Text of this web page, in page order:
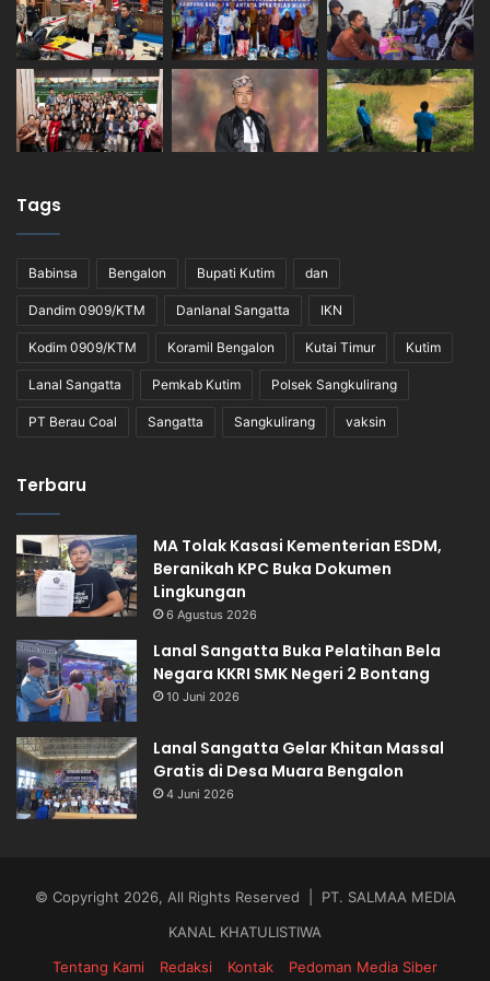
Tags
Babinsa Bengalon Bupati Kutim dan
Dandim 0909/KTM Danlanal Sangatta IKN
Kodim 0909/KTM Koramil Bengalon Kutai Timur Kutim
Lanal Sangatta Pemkab Kutim Polsek Sangkulirang
PT Berau Coal Sangatta Sangkulirang vaksin
Terbaru
MA Tolak Kasasi Kementerian ESDM,
Beranikah KPC Buka Dokumen
Lingkungan
6 Agustus 2026
Lanal Sangatta Buka Pelatihan Bela
Negara KKRI SMK Negeri 2 Bontang
10 Juni 2026
Lanal Sangatta Gelar Khitan Massal
Gratis di Desa Muara Bengalon
4 Juni 2026
© Copyright 2026, All Rights Reserved | PT. SALMAA MEDIA
KANAL KHATULISTIWA
Tentang Kami
Redaksi Kontak Pedoman Media Siber